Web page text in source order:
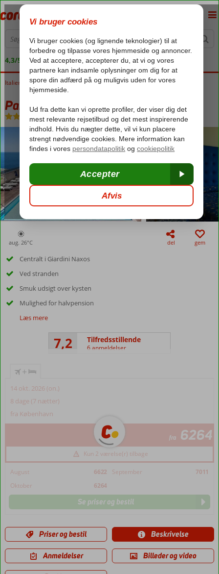
4,3/5 på Trustpilot
Forside
Italien Sicilien Giardini Naxos Panoramic Hotel
Panoramic Hotel
Morgenmad- Hotel
aug. 26°C del gem
Centralt i Giardini Naxos
Ved stranden
Smuk udsigt over kysten
Mulighed for halvpension
Læs mere
7,2 Tilfredsstillende
6 anmeldelser
+
14 okt. 2026 (on.)
8 dage (7 nætter)
fra København
fra 6264
Kun 2 værelse(r) tilbage
August 6622 September
7011
Oktober
6264
Se priser og bestil
Priser og bestil Beskrivelse
Anmeldelser Billeder og video